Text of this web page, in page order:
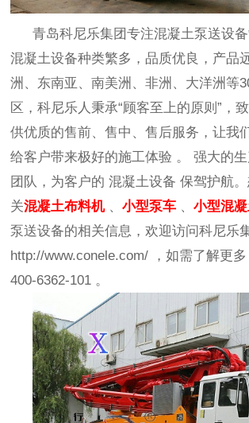
青岛科尼乐集团专注混凝土泵送设
混凝土设备种类繁多，品质优良 ，产品
洲、东南亚、南美洲、非洲、大洋洲等
区，科尼乐人秉承“顾客至上的原则”，
供优质的售前、售中、售后服务，让我
给客户带来极好的施工体验 。 强大的
团队，为客户的 混凝土设备 保驾护航
关混凝土布料机 、小型泵车 、小型混
泵送设备的相关信息，欢迎访问科尼乐
http://www.conele.com/
，如需了解更
400-6362-101 。